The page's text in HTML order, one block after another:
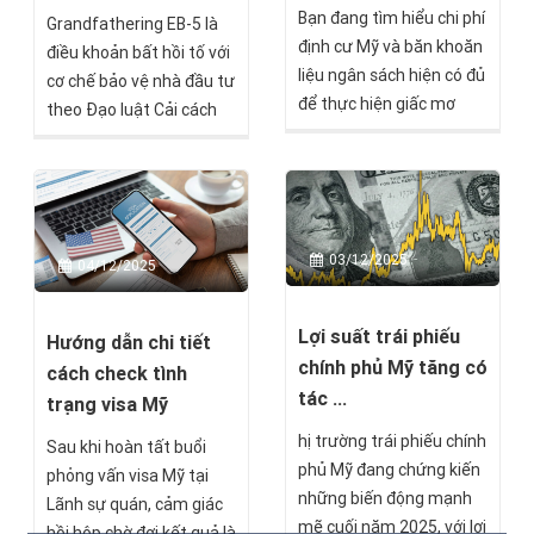
Grandfathering EB-5 là
điều khoản bất hồi tố với
cơ chế bảo vệ nhà đầu tư
theo Đạo luật Cải cách
đảm bảo hồ sơ I-526E
nộp trước ngày
30/09/2026 sẽ tiếp tục
được xem xét và xử lý
ngay cả khi chương trình
điều chỉnh. Trong phần
hỏi nhanh – đáp gọn này,
bà Nguyễn Hoàng
hành BSOP sẽ giải thích
rõ các vấn đề liên quan
để nhà đầu tư nắm rõ
Bạn đang tìm hiểu chi phí
định cư Mỹ và băn khoăn
liệu ngân sách hiện có đủ
để thực hiện giấc mơ
định cư Mỹ dao động từ
30.000 USD đến hơn
900.000 USD tùy thuộc
diện di trú, quy mô gia
nhiều yếu tố khác. Với
người Việt Nam, con số
này tương đương khoảng
một khoản đầu tư đáng
kể cho tương lai.
04/12/2025
Hướng dẫn chi tiết
cách check tình
trạng visa Mỹ
Sau khi hoàn tất buổi
phỏng vấn visa Mỹ tại
Lãnh sự quán, cảm giác
03/12/2025
Lợi suất trái phiếu
chính phủ Mỹ tăng có
tác ...
hị trường trái phiếu chính
phủ Mỹ đang chứng kiến
những biến động mạnh
mẽ cuối năm 2025, với lợi